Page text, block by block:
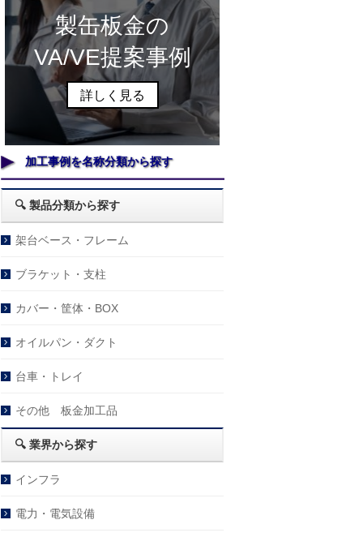
製缶板金の
VA/VE提案事例
詳しく見る
加工事例を名称分類から探す
🔍 製品分類から探す
架台ベース・フレーム
ブラケット・支柱
カバー・筐体・BOX
オイルパン・ダクト
台車・トレイ
その他 板金加工品
🔍 業界から探す
インフラ
電力・電気設備